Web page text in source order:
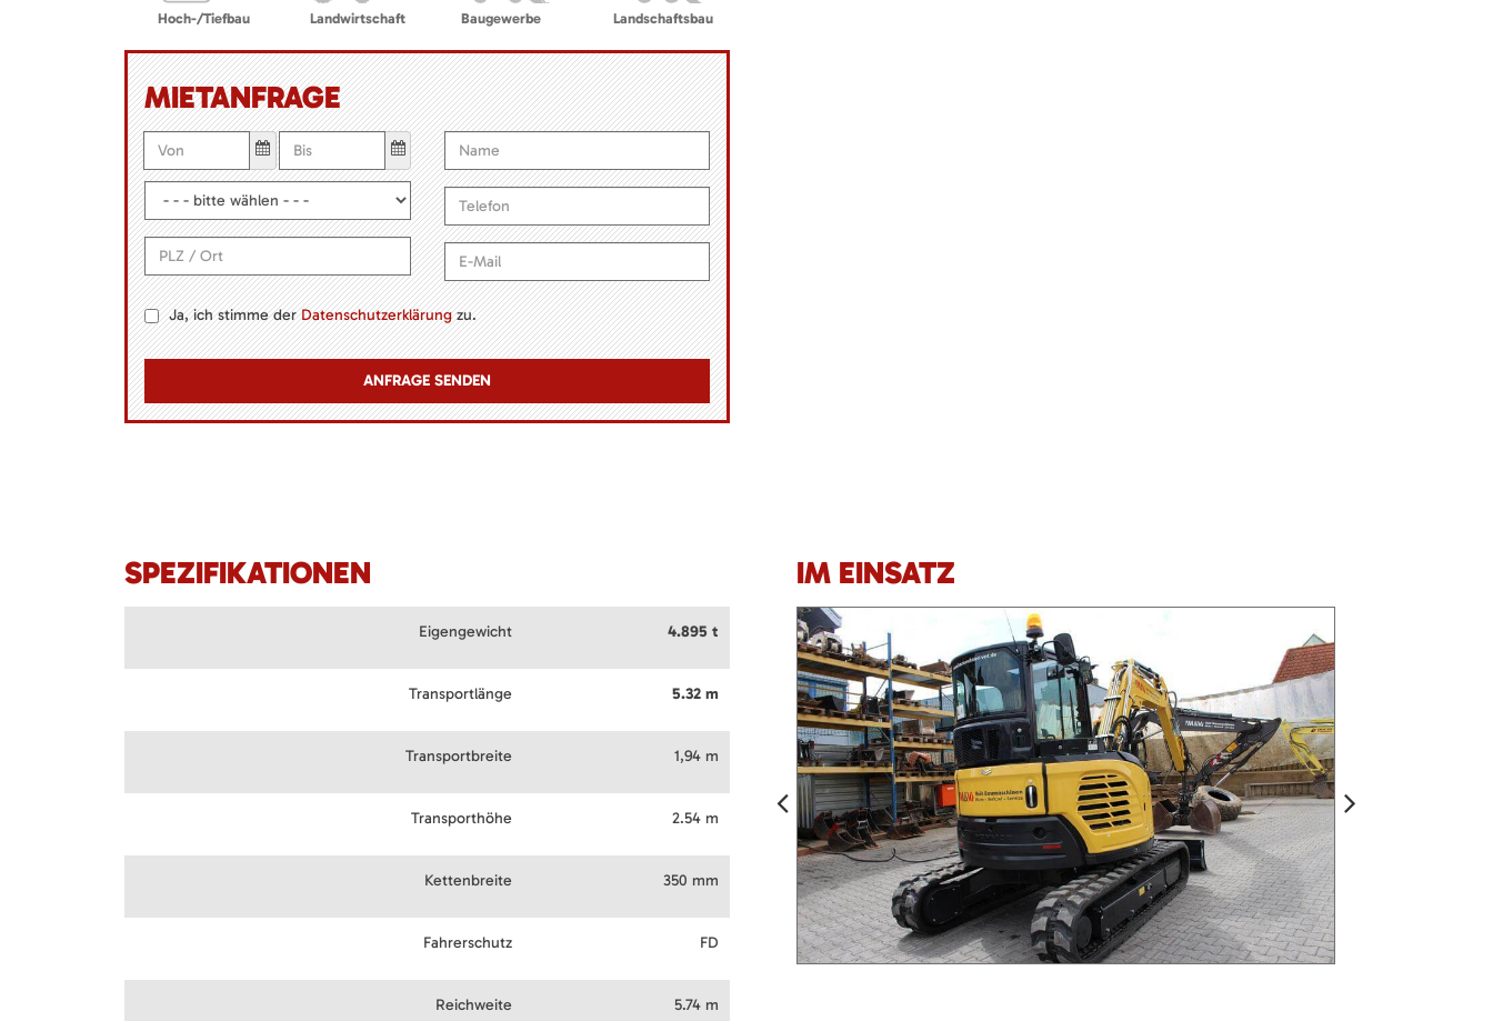
Hoch-/Tiefbau Landwirtschaft Baugewerbe Landschaftsbau
MIETANFRAGE
Ja, ich stimme derDatenschutzerklärungzu.
SPEZIFIKATIONEN
Eigengewicht 4.895 t
Transportlänge 5.32 m
Transportbreite 1,94 m
Transporthöhe 2.54 m
Kettenbreite 350 mm
Fahrerschutz FD
Reichweite 5.74 m
IM EINSATZ